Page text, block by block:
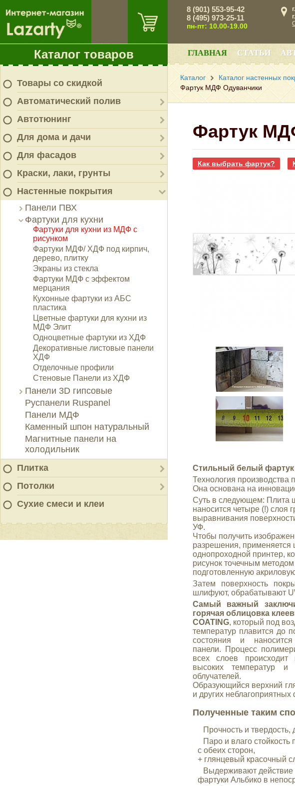
Каталог товаров
Товары со скидкой
Автоматический полив
Автотюнинг
Для дома и дачи
Для фасадов
Краски, лаки, грунты
Настенные покрытия
Панели ПВХ
Фартуки для кухни
Фартуки для кухни из МДФ с
рисунком
Фартуки МДФ/ ХДФ под кирпич,
дерево, плитку
Экраны из стекла
Фартуки МДФ с эффектом
мерцания
Кухонные фартуки из АБС
пластика
Цветные фартуки для кухни из
МДФ Элит
Одноцветные фартуки из ХДФ
Декоративные листовые панели
ХДФ
Отделочные профили
Стеновые Панели из ХДФ
Панели 3D гипсовые
Руспанели Ruspanel
Панели МДФ
Каменный шпон натуральный
Магнитные панели на
холодильник
Плитка
Потолки
Сухие смеси и клеи
8 (901) 553-95-42
8 (495) 973-25-11
пн-пт: 10.00-19.00
ГЛАВНАЯ СТАТЬИ
Каталог Каталог настенных
Фартук МДФ Одуванчики
Фартук
Как выбрать фартук?
Стильный белый
Технология производства
Она основана на
Суть в следующем: Плита
наносится четыре (!) слоя
выравнивания
УФ.
Чтобы получить
разрешения,
однопроходной принтер,
рисунок точечным
подготовленную
Затем поверхность
шлифуют, обрабатывают
Самый важный
горячая облицовка
COATING, который под
температур плавится до
состояния и
панели. Процесс
всех слоев происходит
высоких температур и
облучателей.
Образующийся верхний
и других неблагоприятных
Полученные таким
Прочность и
Паро и влаго
с обеих сторон,
+ глянцевый красочный
Выдерживают действие
фартуки Альбико в